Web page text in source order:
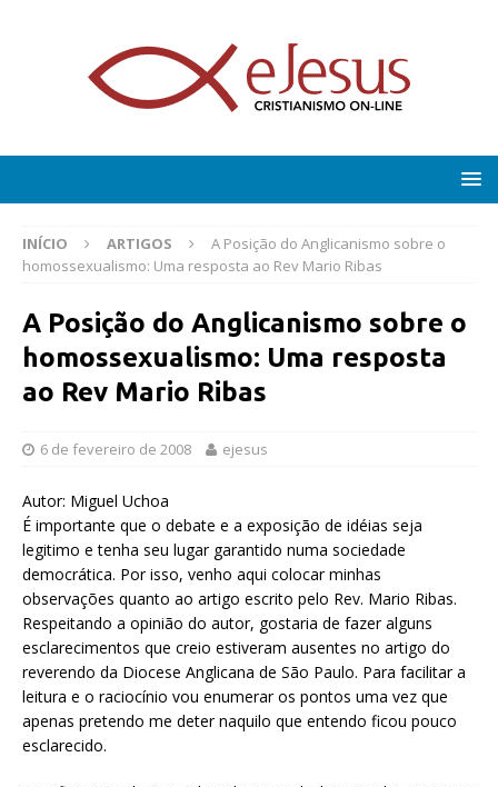
INÍCIO ARTIGOS
A Posição do Anglicanismo sobre o
homossexualismo: Uma resposta ao Rev Mario Ribas
A Posição do Anglicanismo sobre o
homossexualismo: Uma resposta
ao Rev Mario Ribas
6 de fevereiro de 2008 ejesus
Autor: Miguel Uchoa
É importante que o debate e a exposição de idéias seja
legitimo e tenha seu lugar garantido numa sociedade
democrática. Por isso, venho aqui colocar minhas
observações quanto ao artigo escrito pelo Rev. Mario Ribas.
Respeitando a opinião do autor, gostaria de fazer alguns
esclarecimentos que creio estiveram ausentes no artigo do
reverendo da Diocese Anglicana de São Paulo. Para facilitar a
leitura e o raciocínio vou enumerar os pontos uma vez que
apenas pretendo me deter naquilo que entendo ficou pouco
esclarecido.